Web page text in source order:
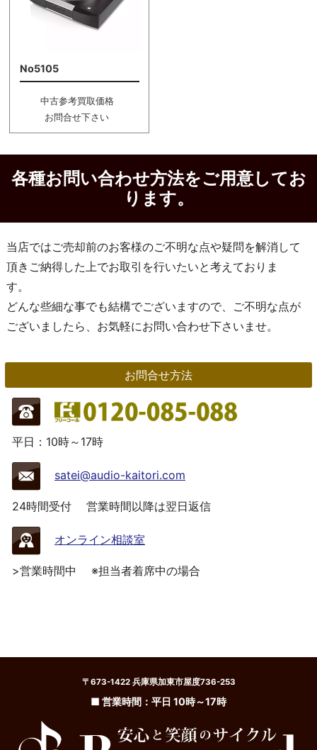
No5105
中古参考買取価格
お問合せ下さい
各種お問い合わせ方法をご用意してお
ります。
当店ではご売却前のお客様のご不明な点や疑問を解消して
頂きご納得した上でお取引を行いたいと考えておりま
す。
どんな些細な事でも結構でございますので、ご不明な点が
ございましたら、お気軽にお問い合わせ下さいませ。
お問合せ方法
平日：10時～17時
satei@audio-kaitori.com
24時間受付 営業時間以降は翌日返信
オンライン相談室
>営業時間中 ※担当者着席中の場合
〒673-1422 兵庫県加東市屋度736-253
■ 営業時間：平日 10時～17時